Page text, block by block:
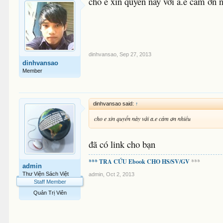
dinhvansao
Member
dinhvansao Sep 27, 2013
admin
Thư Viện Sách Việt
Staff Member
Quản Trị Viên
dinhvansao said: ↑
cho e xin quyển này với a.e cảm ơn nhiều
đã có link cho bạn
*** TRA CỨU Ebook CHO HS/SV/GV ***
admin Oct 2, 2013